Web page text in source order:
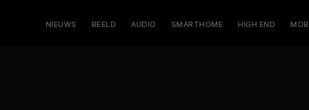
NIEUWS BEELD AUDIO SMARTHOME HIGH END